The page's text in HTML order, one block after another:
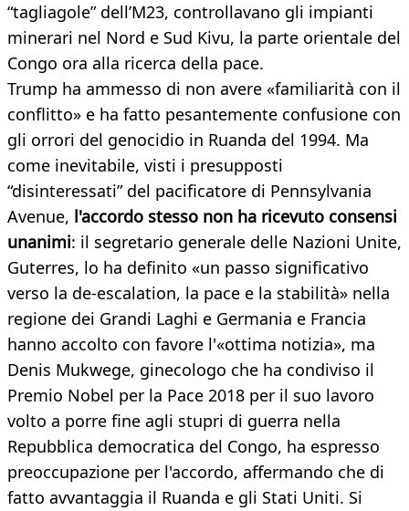
“tagliagole” dell’M23, controllavano gli impianti
minerari nel Nord e Sud Kivu, la parte orientale del
Congo ora alla ricerca della pace.
Trump ha ammesso di non avere «familiarità con il
conflitto» e ha fatto pesantemente confusione con
gli orrori del genocidio in Ruanda del 1994. Ma
come inevitabile, visti i presupposti
“disinteressati” del pacificatore di Pennsylvania
Avenue, l'accordo stesso non ha ricevuto consensi
unanimi: il segretario generale delle Nazioni Unite,
Guterres, lo ha definito «un passo significativo
verso la de-escalation, la pace e la stabilità» nella
regione dei Grandi Laghi e Germania e Francia
hanno accolto con favore l'«ottima notizia», ma
Denis Mukwege, ginecologo che ha condiviso il
Premio Nobel per la Pace 2018 per il suo lavoro
volto a porre fine agli stupri di guerra nella
Repubblica democratica del Congo, ha espresso
preoccupazione per l'accordo, affermando che di
fatto avvantaggia il Ruanda e gli Stati Uniti. Si